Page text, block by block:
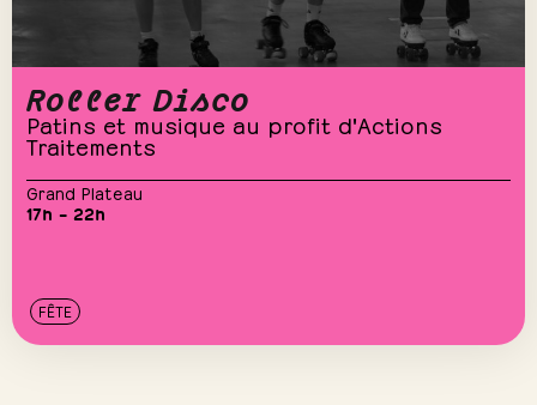
Roller Disco
Patins et musique au profit d'Actions
Traitements
Grand Plateau
17h – 22h
FÊTE